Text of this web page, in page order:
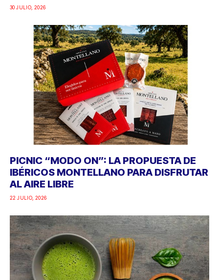
30 JULIO, 2026
PICNIC “MODO ON”: LA PROPUESTA DE
IBÉRICOS MONTELLANO PARA DISFRUTAR
AL AIRE LIBRE
22 JULIO, 2026